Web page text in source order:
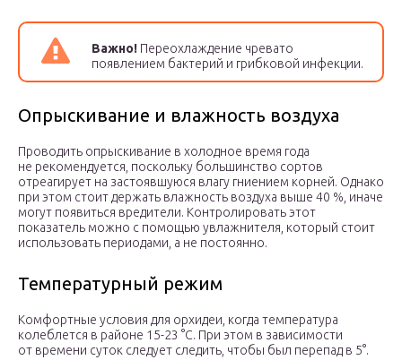
Важно! Переохлаждение чревато
появлением бактерий и грибковой инфекции.
Опрыскивание и влажность воздуха
Проводить опрыскивание в холодное время года
не рекомендуется, поскольку большинство сортов
отреагирует на застоявшуюся влагу гниением корней. Однако
при этом стоит держать влажность воздуха выше 40 %, иначе
могут появиться вредители. Контролировать этот
показатель можно с помощью увлажнителя, который стоит
использовать периодами, а не постоянно.
Температурный режим
Комфортные условия для орхидеи, когда температура
колеблется в районе 15-23 °С. При этом в зависимости
от времени суток следует следить, чтобы был перепад в 5°.